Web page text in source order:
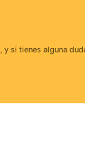
, y si tienes alguna